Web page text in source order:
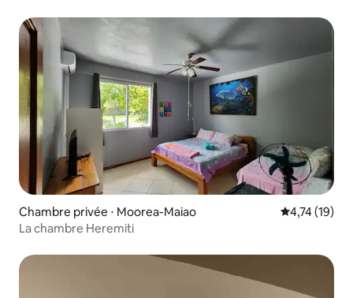
Chambre privée ⋅ Moorea-Maiao Évaluation
4,74 (19)
La chambre Heremiti